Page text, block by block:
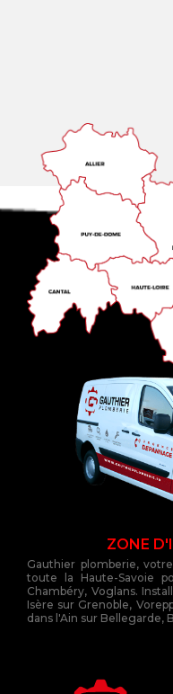
ZONE
Gauthier plomberie,
toute la Haute-Savoie
Chambéry, Voglans.
Isère sur Grenoble,
dans l'Ain sur Bellegarde,